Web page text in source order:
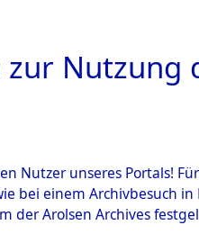
Nutzung
Nutzer unseres Portals!
bei einem Archivbesuch
der Arolsen Archives